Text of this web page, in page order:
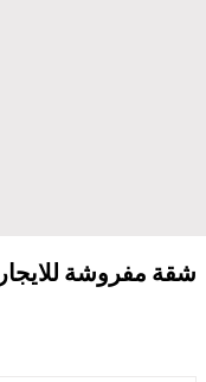
شقة مفروشة